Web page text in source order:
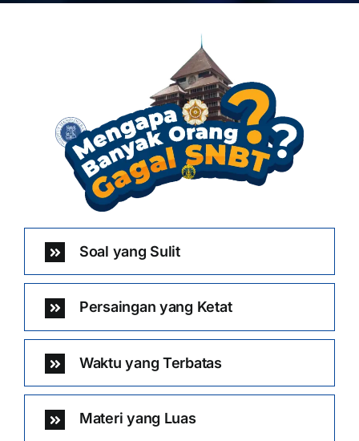
Soal yang Sulit
Persaingan yang Ketat
Waktu yang Terbatas
Materi yang Luas